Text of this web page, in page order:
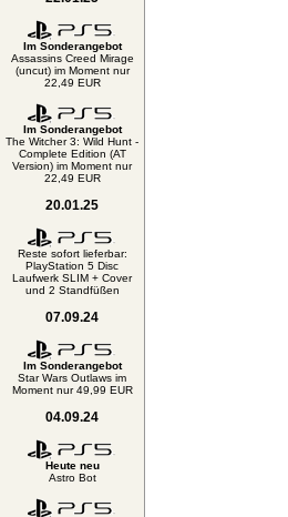
Im Sonderangebot
Assassins Creed Mirage
(uncut) im Moment nur
22,49 EUR
Im Sonderangebot
The Witcher 3: Wild Hunt -
Complete Edition (AT
Version) im Moment nur
22,49 EUR
20.01.25
Reste sofort lieferbar:
PlayStation 5 Disc
Laufwerk SLIM + Cover
und 2 Standfüßen
07.09.24
Im Sonderangebot
Star Wars Outlaws im
Moment nur 49,99 EUR
04.09.24
Heute neu
Astro Bot